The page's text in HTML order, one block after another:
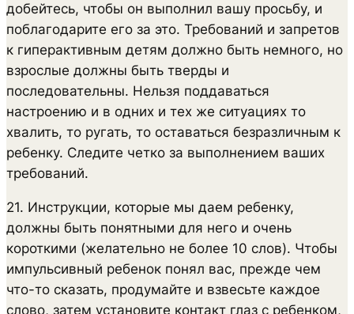
добейтесь, чтобы он выполнил вашу просьбу, и
поблагодарите его за это. Требований и запретов
к гиперактивным детям должно быть немного, но
взрослые должны быть тверды и
последовательны. Нельзя поддаваться
настроению и в одних и тех же ситуациях то
хвалить, то ругать, то оставаться безразличным к
ребенку. Следите четко за выполнением ваших
требований.
21. Инструкции, которые мы даем ребенку,
должны быть понятными для него и очень
короткими (желательно не более 10 слов). Чтобы
импульсивный ребенок понял вас, прежде чем
что-то сказать, продумайте и взвесьте каждое
слово, затем установите контакт глаз с ребенком,